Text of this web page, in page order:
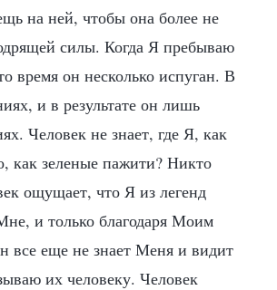
на ней, чтобы она более не
силы. Когда Я пребываю
время он несколько испуган. В
и в результате он лишь
Человек не знает, где Я, как
как зеленые пажити? Никто
ощущает, что Я из легенд
и только благодаря Моим
все еще не знает Меня и видит
их человеку. Человек